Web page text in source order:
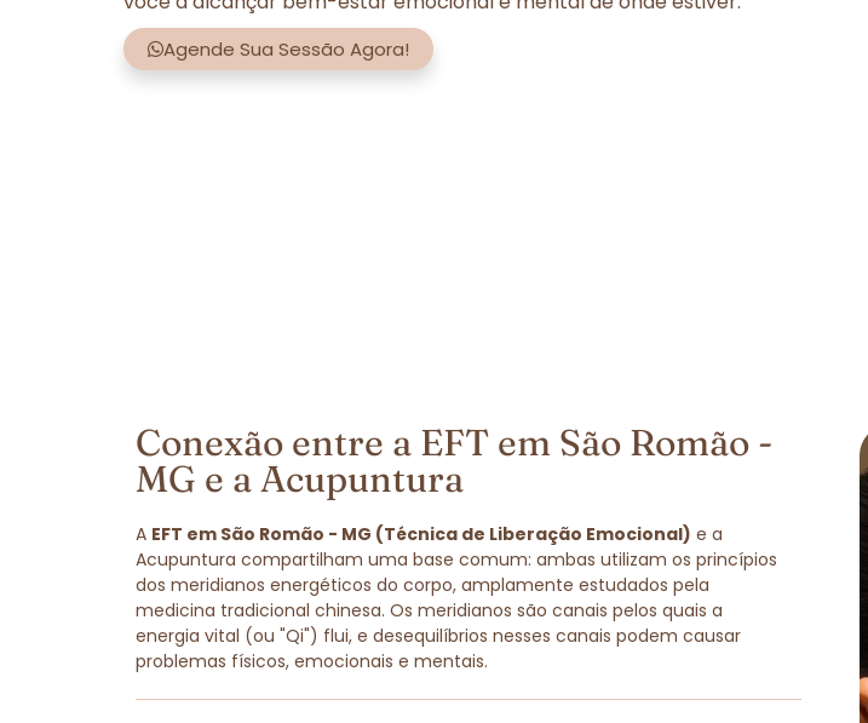
Agende Sua Sessão Agora!
Conexão entre a EFT em São Romão -
MG e a Acupuntura
A EFT em São Romão - MG (Técnica de Liberação Emocional) e a
Acupuntura compartilham uma base comum: ambas utilizam os princípios
dos meridianos energéticos do corpo, amplamente estudados pela
medicina tradicional chinesa. Os meridianos são canais pelos quais a
energia vital (ou "Qi") flui, e desequilíbrios nesses canais podem causar
problemas físicos, emocionais e mentais.